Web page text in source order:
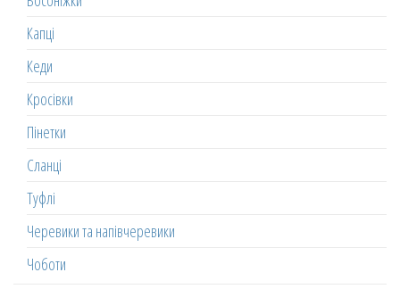
Капці
Кеди
Кросівки
Пінетки
Сланці
Туфлі
Черевики та напівчеревики
Чоботи